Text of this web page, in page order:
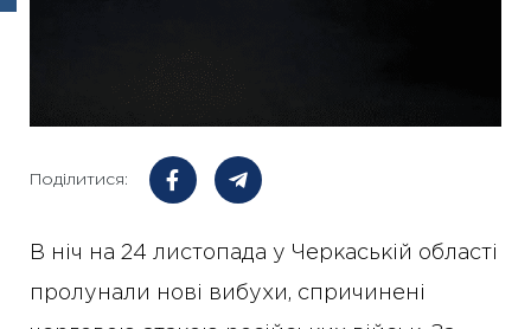
Поділитися:
В ніч на 24 листопада у Черкаській області
пролунали нові вибухи, спричинені